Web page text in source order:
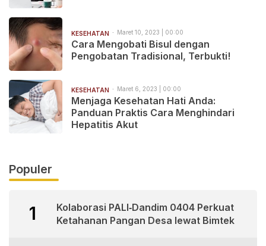
KESEHATAN Maret 10, 2023 | 00:00
Cara Mengobati Bisul dengan
Pengobatan Tradisional, Terbukti!
KESEHATAN Maret 6, 2023 | 00:00
Menjaga Kesehatan Hati Anda:
Panduan Praktis Cara Menghindari
Hepatitis Akut
Populer
1
Kolaborasi PALI‑Dandim 0404 Perkuat
Ketahanan Pangan Desa lewat Bimtek